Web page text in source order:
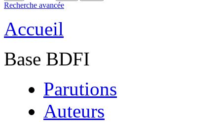
Recherche avancée
Accueil
Base BDFI
Parutions
Auteurs